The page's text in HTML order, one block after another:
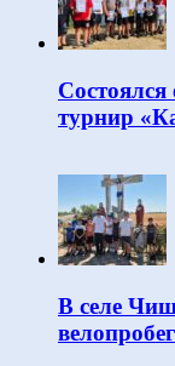
турнир
В селе